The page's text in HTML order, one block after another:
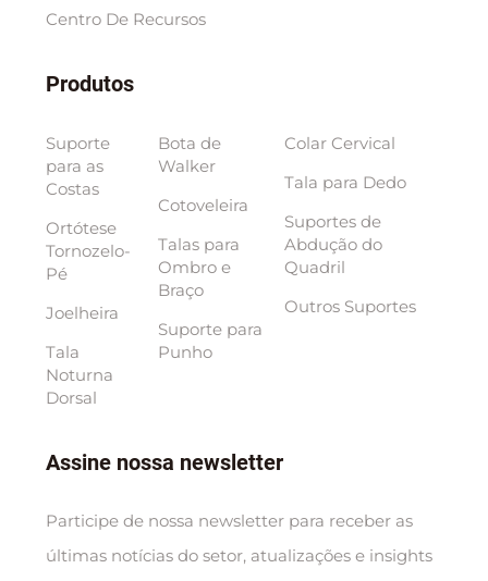
Centro De Recursos
Produtos
Suporte
para as
Costas
Ortótese
Tornozelo-
Pé
Joelheira
Tala
Noturna
Dorsal
Bota de
Walker
Cotoveleira
Talas para
Ombro e
Braço
Suporte para
Punho
Colar Cervical
Tala para Dedo
Suportes de
Abdução do
Quadril
Outros Suportes
Assine nossa newsletter
Participe de nossa newsletter para receber as
últimas notícias do setor, atualizações e insights